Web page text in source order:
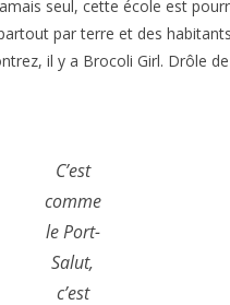
seul, cette école est
par terre et des
il y a Brocoli Girl. Drôle
C’est
comme
le Port-
Salut,
c’est